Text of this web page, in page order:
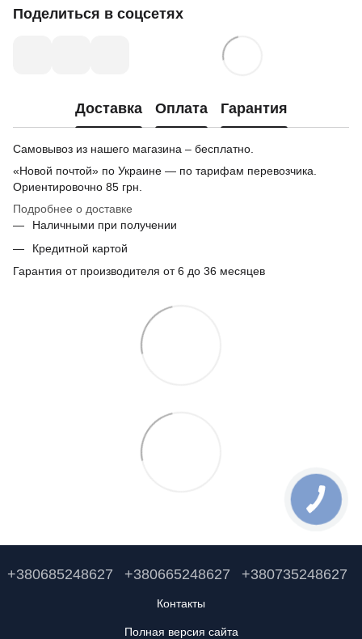
Поделиться в соцсетях
Доставка Оплата Гарантия
Самовывоз из нашего магазина – бесплатно.
«Новой почтой» по Украине — по тарифам перевозчика.
Ориентировочно 85 грн.
Подробнее о доставке
Наличными при получении
Кредитной картой
Гарантия от производителя от 6 до 36 месяцев
+380685248627 +380665248627 +380735248627
Контакты
Полная версия сайта